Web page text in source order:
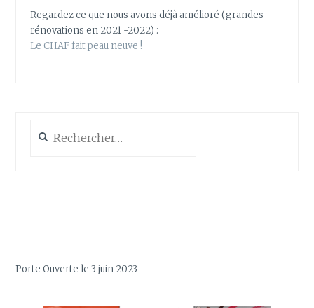
Regardez ce que nous avons déjà amélioré (grandes
rénovations en 2021 -2022) :
Le CHAF fait peau neuve !
Porte Ouverte le 3 juin 2023